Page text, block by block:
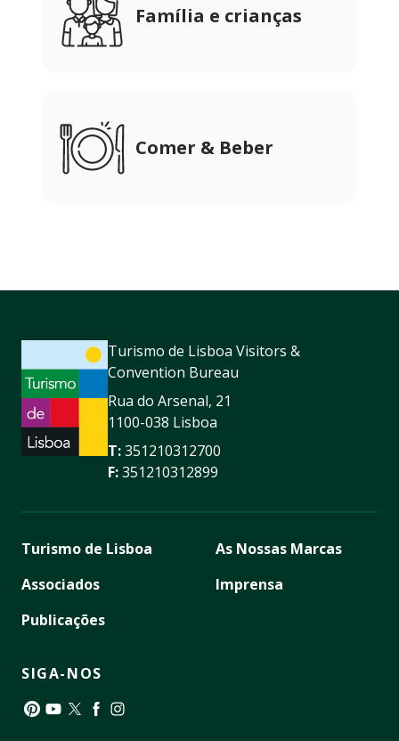
Família e crianças
Comer & Beber
Turismo de Lisboa Visitors &
Convention Bureau
Rua do Arsenal, 21
1100-038 Lisboa
T:351210312700
F:351210312899
Turismo de Lisboa
Associados
Publicações
As Nossas Marcas
Imprensa
SIGA-NOS